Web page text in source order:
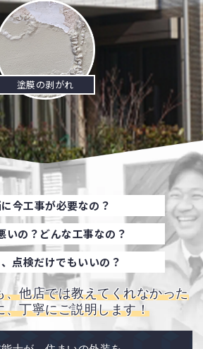
塗膜の剥がれ
今工事が必要なの？
いの？どんな工事なの？
点検だけでもいいの？
、他店では教えてくれなかった
、丁寧にご説明します！